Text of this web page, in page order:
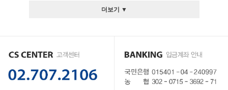
더보기 ▼